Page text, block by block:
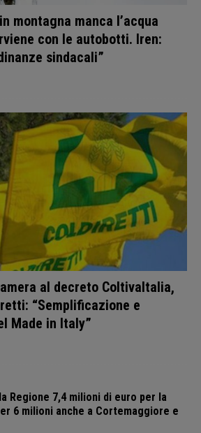
montagna manca l’acqua
con le autobotti. Iren:
sindacali”
al decreto ColtivaItalia,
“Semplificazione e
Made in Italy”
Regione 7,4 milioni di euro per la
6 milioni anche a Cortemaggiore e